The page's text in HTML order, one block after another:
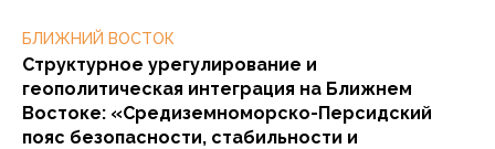
БЛИЖНИЙ ВОСТОК
Структурное урегулирование и
геополитическая интеграция на Ближнем
Востоке: «Средиземноморско-Персидский
пояс безопасности, стабильности и